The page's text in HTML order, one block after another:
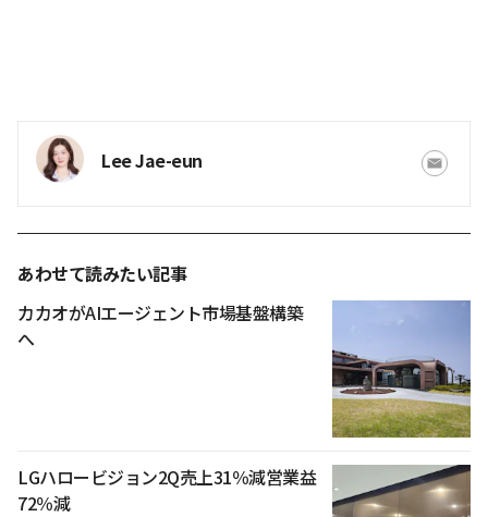
Lee Jae-eun
あわせて読みたい記事
カカオがAIエージェント市場基盤構築
へ
LGハロービジョン2Q売上31％減営業益
72％減